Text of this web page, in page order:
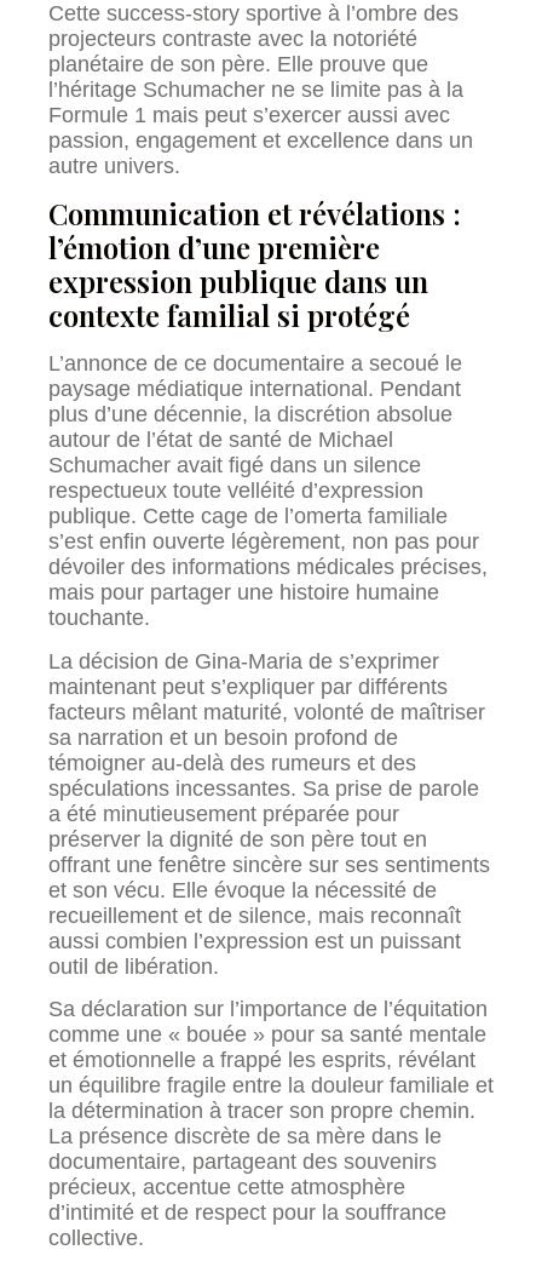
Cette success-story sportive à l’ombre des
projecteurs contraste avec la notoriété
planétaire de son père. Elle prouve que
l’héritage Schumacher ne se limite pas à la
Formule 1 mais peut s’exercer aussi avec
passion, engagement et excellence dans un
autre univers.
Communication et révélations :
l’émotion d’une première
expression publique dans un
contexte familial si protégé
L’annonce de ce documentaire a secoué le
paysage médiatique international. Pendant
plus d’une décennie, la discrétion absolue
autour de l’état de santé de Michael
Schumacher avait figé dans un silence
respectueux toute velléité d’expression
publique. Cette cage de l’omerta familiale
s’est enfin ouverte légèrement, non pas pour
dévoiler des informations médicales précises,
mais pour partager une histoire humaine
touchante.
La décision de Gina-Maria de s’exprimer
maintenant peut s’expliquer par différents
facteurs mêlant maturité, volonté de maîtriser
sa narration et un besoin profond de
témoigner au-delà des rumeurs et des
spéculations incessantes. Sa prise de parole
a été minutieusement préparée pour
préserver la dignité de son père tout en
offrant une fenêtre sincère sur ses sentiments
et son vécu. Elle évoque la nécessité de
recueillement et de silence, mais reconnaît
aussi combien l’expression est un puissant
outil de libération.
Sa déclaration sur l’importance de l’équitation
comme une « bouée » pour sa santé mentale
et émotionnelle a frappé les esprits, révélant
un équilibre fragile entre la douleur familiale et
la détermination à tracer son propre chemin.
La présence discrète de sa mère dans le
documentaire, partageant des souvenirs
précieux, accentue cette atmosphère
d’intimité et de respect pour la souffrance
collective.